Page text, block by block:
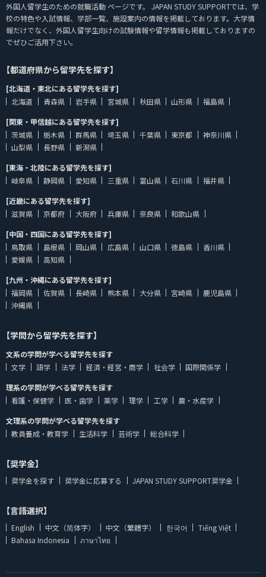
外国人留学生のための就職活動 ページです。 JAPAN STUDY SUPPORTでは、学
校の特色や入試情報、学部一覧、施設案内の情報を掲載しております。大学情
報だけでなく、外国人留学生向けの試験情報や留学情報も掲載しておりますの
でぜひご活用下さい。
【都道府県から留学先を探す】
[北海道・東北にある留学先を探す]
北海道
青森県 岩手県 宮城県 秋田県 山形県
福島県
[関東・甲信越にある留学先を探す]
茨城県
栃木県 群馬県 埼玉県 千葉県 東京都
神奈川県
山梨県
長野県
新潟県
[東海・北陸にある留学先を探す]
岐阜県
静岡県 愛知県 三重県 富山県 石川県
福井県
[近畿にある留学先を探す]
滋賀県
京都府 大阪府 兵庫県 奈良県
和歌山県
[中国・四国にある留学先を探す]
鳥取県
島根県 岡山県 広島県 山口県 徳島県
香川県
愛媛県
高知県
[九州・沖縄にある留学先を探す]
福岡県
佐賀県 長崎県 熊本県 大分県 宮崎県
鹿児島県
沖縄県
【学問から留学先を探す】
文系の学問が学べる留学先を探す
文学
語学 法学 経済・経営・商学 社会学
国際関係学
理系の学問が学べる留学先を探す
看護・保健学
医・歯学 薬学 理学 工学
農・水産学
文理系の学問が学べる留学先を探す
教員養成・教育学
生活科学 芸術学 総合科学
【奨学金】
奨学金を探す 奨学金に応募する JAPAN STUDY SUPPORT奨学金
【言語選択】
English 中文（简体字） 中文（繁體字） 한국어
Tiếng Việt
Bahasa Indonesia
ภาษาไทย